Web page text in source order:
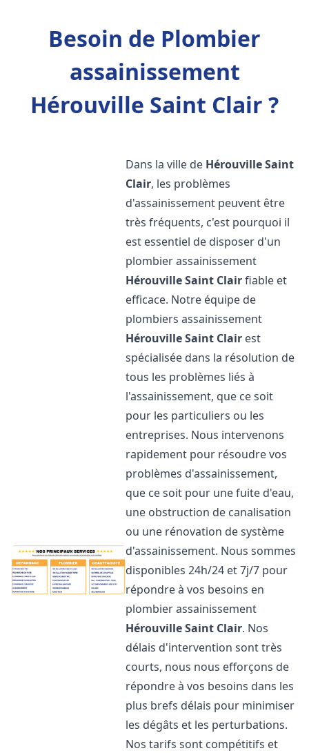
Besoin de Plombier
assainissement
Hérouville Saint Clair ?
Dans la ville de Hérouville Saint
Clair, les problèmes
d'assainissement peuvent être
très fréquents, c'est pourquoi il
est essentiel de disposer d'un
plombier assainissement
Hérouville Saint Clairfiable et
efficace. Notre équipe de
plombiers assainissement
Hérouville Saint Clair est
spécialisée dans la résolution de
tous les problèmes liés à
l'assainissement, que ce soit
pour les particuliers ou les
entreprises. Nous intervenons
rapidement pour résoudre vos
problèmes d'assainissement,
que ce soit pour une fuite d'eau,
une obstruction de canalisation
ou une rénovation de système
d'assainissement. Nous sommes
disponibles 24h/24 et 7j/7 pour
répondre à vos besoins en
plombier assainissement
Hérouville Saint Clair. Nos
délais d'intervention sont très
courts, nous nous efforçons de
répondre à vos besoins dans les
plus brefs délais pour minimiser
les dégâts et les perturbations.
Nos tarifs sont compétitifs et